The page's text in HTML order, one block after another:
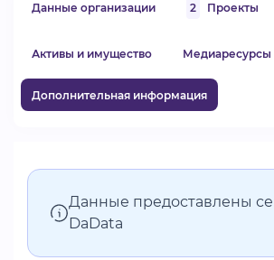
Данные организации 2 Проекты
Активы и имущество Медиаресурсы
Дополнительная информация
Данные предоставлены
DaData